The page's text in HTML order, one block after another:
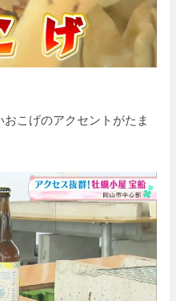
こげのアクセントがたま